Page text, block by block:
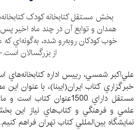
بخش مستقل کتابخانه کودک
همدان و توابع آن در چند ماه اخير پس
خوب کودکان روبه‌رو شده، به‌گونه‌اي که
از بزرگسالان
علي‌اکبر شمسي، رييس اداره کتابخانه‌هاي
خبرگزاري کتاب ايران(ايبنا)، با عنوان
مستقل داراي 1500عنوان
علمي و فرهنگي و كتاب‌هاي نياز اين
نمايشگاه بين‌المللي کتاب تهران فراهم کنيم.